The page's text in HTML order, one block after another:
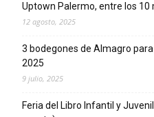
Uptown Palermo, entre los
12 agosto, 2025
3 bodegones de Almagro
2025
9 julio, 2025
Feria del Libro Infantil y